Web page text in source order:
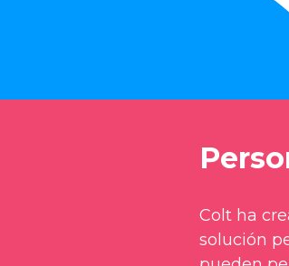
Colt ha
solución